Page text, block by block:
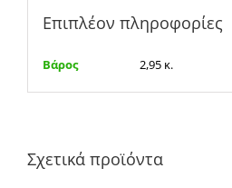
Επιπλέον πληροφορίες
Βάρος 2,95 κ.
Σχετικά προϊόντα